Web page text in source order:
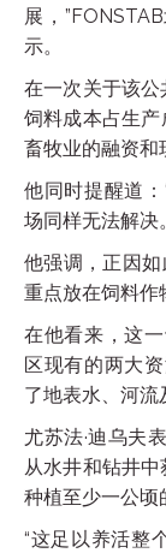
展，
示。
在一次关于该
饲料成本占生
畜牧业的融资和
他同时提醒道
场同样无法解决
他强调，正因
重点放在饲料作
在他看来，这
区现有的两大
了地表水、河流
尤苏法·迪乌夫
从水井和钻井
种植至少一公顷
“这足以养活整